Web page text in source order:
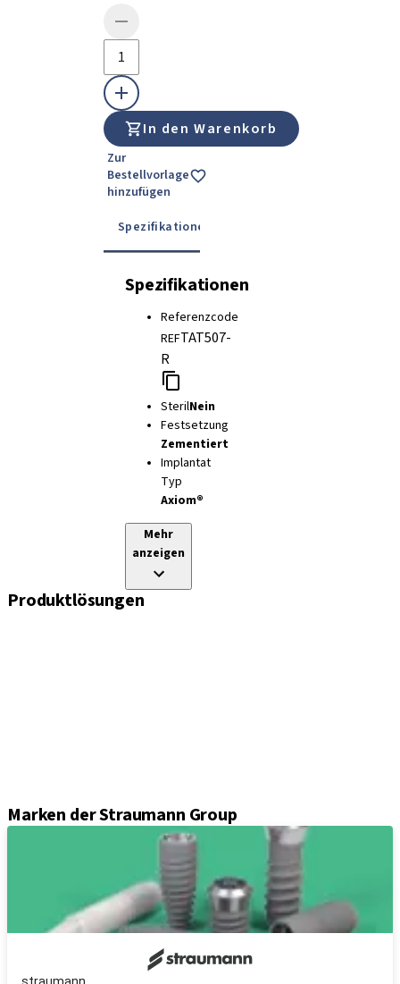
In den Warenkorb
Zur
Bestellvorlage
hinzufügen
Spezifikationen
Spezifikationen
Referenzcode
REFTAT507-
R
SterilNein
Festsetzung
Zementiert
Implantat
Typ
Axiom®
Mehr
anzeigen
Produktlösungen
Marken der Straumann Group